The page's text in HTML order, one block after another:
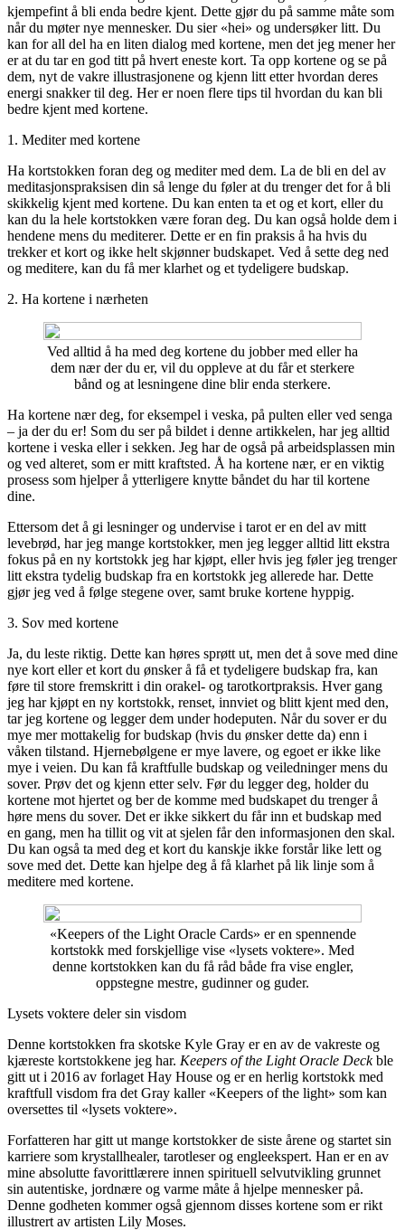
kjempefint å bli enda bedre kjent. Dette gjør du på samme måte som
når du møter nye mennesker. Du sier «hei» og undersøker litt. Du
kan for all del ha en liten dialog med kortene, men det jeg mener her
er at du tar en god titt på hvert eneste kort. Ta opp kortene og se på
dem, nyt de vakre illustrasjonene og kjenn litt etter hvordan deres
energi snakker til deg. Her er noen flere tips til hvordan du kan bli
bedre kjent med kortene.
1. Mediter med kortene
Ha kortstokken foran deg og mediter med dem. La de bli en del av
meditasjonspraksisen din så lenge du føler at du trenger det for å bli
skikkelig kjent med kortene. Du kan enten ta et og et kort, eller du
kan du la hele kortstokken være foran deg. Du kan også holde dem i
hendene mens du mediterer. Dette er en fin praksis å ha hvis du
trekker et kort og ikke helt skjønner budskapet. Ved å sette deg ned
og meditere, kan du få mer klarhet og et tydeligere budskap.
2. Ha kortene i nærheten
Ved alltid å ha med deg kortene du jobber med eller ha
dem nær der du er, vil du oppleve at du får et sterkere
bånd og at lesningene dine blir enda sterkere.
Ha kortene nær deg, for eksempel i veska, på pulten eller ved senga
– ja der du er! Som du ser på bildet i denne artikkelen, har jeg alltid
kortene i veska eller i sekken. Jeg har de også på arbeidsplassen min
og ved alteret, som er mitt kraftsted. Å ha kortene nær, er en viktig
prosess som hjelper å ytterligere knytte båndet du har til kortene
dine.
Ettersom det å gi lesninger og undervise i tarot er en del av mitt
levebrød, har jeg mange kortstokker, men jeg legger alltid litt ekstra
fokus på en ny kortstokk jeg har kjøpt, eller hvis jeg føler jeg trenger
litt ekstra tydelig budskap fra en kortstokk jeg allerede har. Dette
gjør jeg ved å følge stegene over, samt bruke kortene hyppig.
3. Sov med kortene
Ja, du leste riktig. Dette kan høres sprøtt ut, men det å sove med dine
nye kort eller et kort du ønsker å få et tydeligere budskap fra, kan
føre til store fremskritt i din orakel- og tarotkortpraksis. Hver gang
jeg har kjøpt en ny kortstokk, renset, innviet og blitt kjent med den,
tar jeg kortene og legger dem under hodeputen. Når du sover er du
mye mer mottakelig for budskap (hvis du ønsker dette da) enn i
våken tilstand. Hjernebølgene er mye lavere, og egoet er ikke like
mye i veien. Du kan få kraftfulle budskap og veiledninger mens du
sover. Prøv det og kjenn etter selv. Før du legger deg, holder du
kortene mot hjertet og ber de komme med budskapet du trenger å
høre mens du sover. Det er ikke sikkert du får inn et budskap med
en gang, men ha tillit og vit at sjelen får den informasjonen den skal.
Du kan også ta med deg et kort du kanskje ikke forstår like lett og
sove med det. Dette kan hjelpe deg å få klarhet på lik linje som å
meditere med kortene.
«Keepers of the Light Oracle Cards» er en spennende
kortstokk med forskjellige vise «lysets voktere». Med
denne kortstokken kan du få råd både fra vise engler,
oppstegne mestre, gudinner og guder.
Lysets voktere deler sin visdom
Denne kortstokken fra skotske Kyle Gray er en av de vakreste og
kjæreste kortstokkene jeg har. Keepers of the Light Oracle Deckble
gitt ut i 2016 av forlaget Hay House og er en herlig kortstokk med
kraftfull visdom fra det Gray kaller «Keepers of the light» som kan
oversettes til «lysets voktere».
Forfatteren har gitt ut mange kortstokker de siste årene og startet sin
karriere som krystallhealer, tarotleser og engleekspert. Han er en av
mine absolutte favorittlærere innen spirituell selvutvikling grunnet
sin autentiske, jordnære og varme måte å hjelpe mennesker på.
Denne godheten kommer også gjennom disses kortene som er rikt
illustrert av artisten Lily Moses.